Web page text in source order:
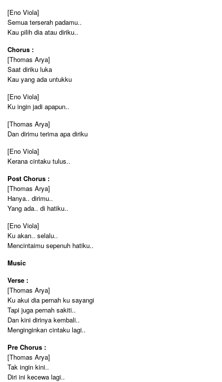
[Eno Viola]
Semua terserah padamu..
Kau pilih dia atau diriku..
Chorus :
[Thomas Arya]
Saat diriku luka
Kau yang ada untukku
[Eno Viola]
Ku ingin jadi apapun..
[Thomas Arya]
Dan dirimu terima apa diriku
[Eno Viola]
Kerana cintaku tulus..
Post Chorus :
[Thomas Arya]
Hanya.. dirimu..
Yang ada.. di hatiku..
[Eno Viola]
Ku akan.. selalu..
Mencintaimu sepenuh hatiku..
Music
Verse :
[Thomas Arya]
Ku akui dia pernah ku sayangi
Tapi juga pernah sakiti..
Dan kini dirinya kembali..
Menginginkan cintaku lagi..
Pre Chorus :
[Thomas Arya]
Tak ingin kini..
Diri ini kecewa lagi..